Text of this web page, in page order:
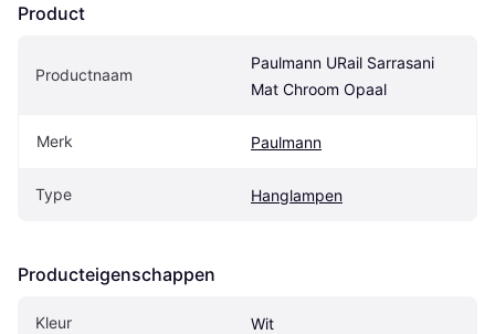
Product
Productnaam
Paulmann URail Sarrasani
Mat Chroom Opaal
Merk Paulmann
Type Hanglampen
Producteigenschappen
Kleur Wit